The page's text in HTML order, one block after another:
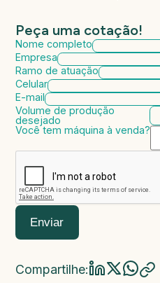
Peça uma cotação!
Nome completo
Empresa
Ramo de atuação
Celular
E-mail
Volume de produção
desejado
Você tem máquina à venda?
Marca da máquina
Modelo da máquina
Ano de fabricação
Valor da máquina
Enviar
Compartilhe: